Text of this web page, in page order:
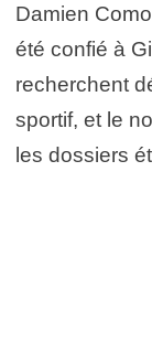
Damien
été confié à
recherchent
sportif, et le
les dossiers